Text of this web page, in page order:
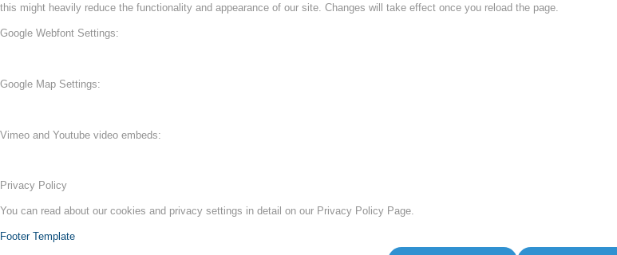
this might heavily reduce the functionality and appearance of our site. Changes will take effect once you reload the page.
Google Webfont Settings:
Google Map Settings:
Vimeo and Youtube video embeds:
Privacy Policy
You can read about our cookies and privacy settings in detail on our Privacy Policy Page.
Footer Template